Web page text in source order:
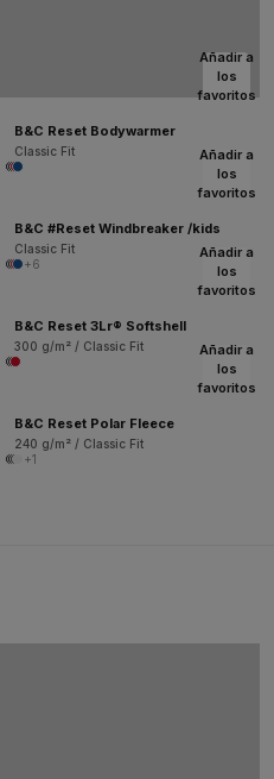
Añadir a
los
favoritos
B&C Reset Bodywarmer
Classic Fit
Añadir a
los
favoritos
B&C #Reset Windbreaker /kids
Classic Fit
+6
Añadir a
los
favoritos
B&C Reset 3Lr® Softshell
300 g/m² / Classic Fit
Añadir a
los
favoritos
B&C Reset Polar Fleece
240 g/m² / Classic Fit
+1